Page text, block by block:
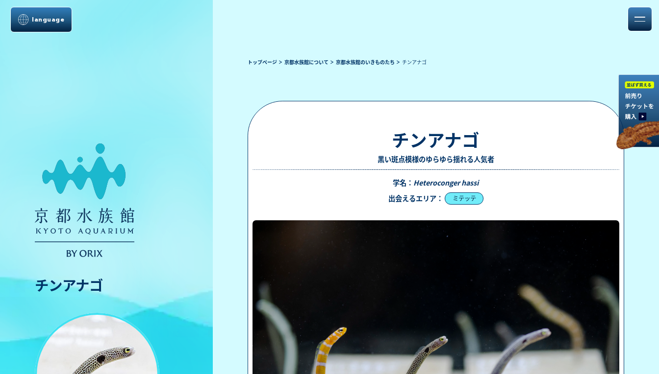
language
チンアナゴ
トップページ 京都水族館について 京都水族館のいきものたち チンアナゴ
チンアナゴ
黒い斑点模様のゆらゆら揺れる人気者
学名： Heteroconger hassi
出会えるエリア：
ミテッテ